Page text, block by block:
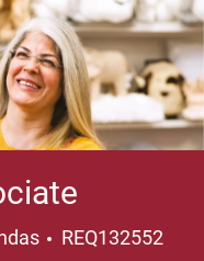
REQ132552